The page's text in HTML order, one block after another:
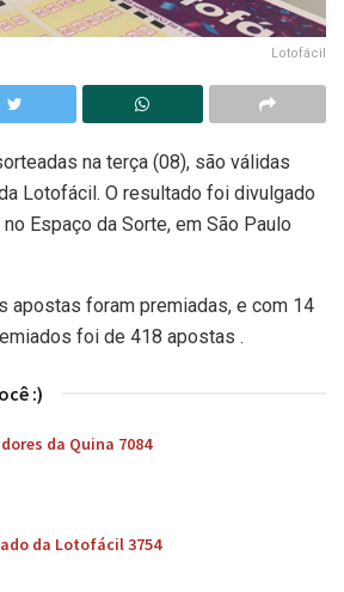
Lotofácil
na terça (08), são válidas
Lotofácil. O resultado foi divulgado
Espaço da Sorte, em São Paulo
apostas foram premiadas, e com 14
foi de 418 apostas .
:)
da Quina 7084
da Lotofácil 3754